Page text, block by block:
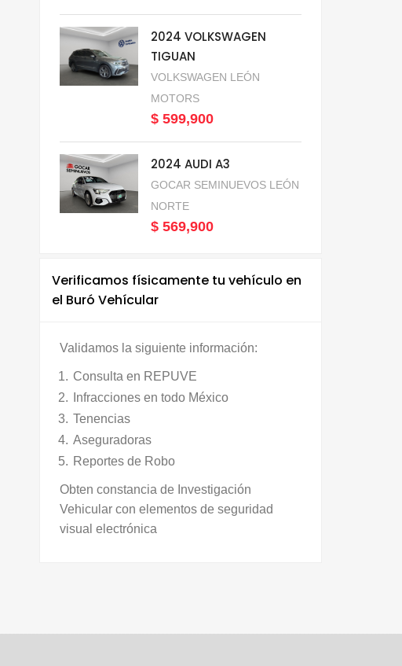
2024 VOLKSWAGEN
TIGUAN
VOLKSWAGEN LEÓN
MOTORS
$ 599,900
2024 AUDI A3
GOCAR SEMINUEVOS LEÓN
NORTE
$ 569,900
Verificamos físicamente tu vehículo en
el Buró Vehícular
Validamos la siguiente información:
Consulta en REPUVE
Infracciones en todo México
Tenencias
Aseguradoras
Reportes de Robo
Obten constancia de Investigación
Vehicular con elementos de seguridad
visual electrónica